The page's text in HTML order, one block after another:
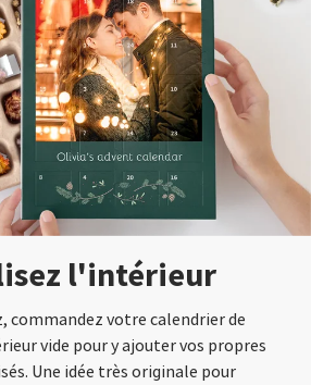
l'intérieur
commandez votre calendrier de
vide pour y ajouter vos propres
Une idée très originale pour